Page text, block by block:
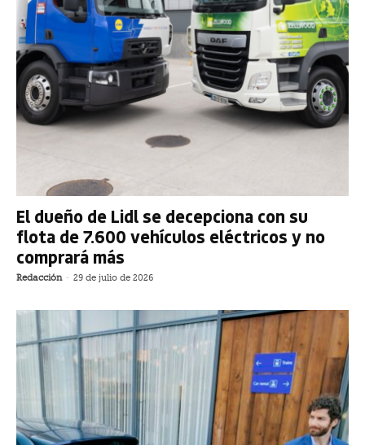
El dueño de Lidl se decepciona con su
flota de 7.600 vehículos eléctricos y no
comprará más
Redacción - 29 de julio de 2026